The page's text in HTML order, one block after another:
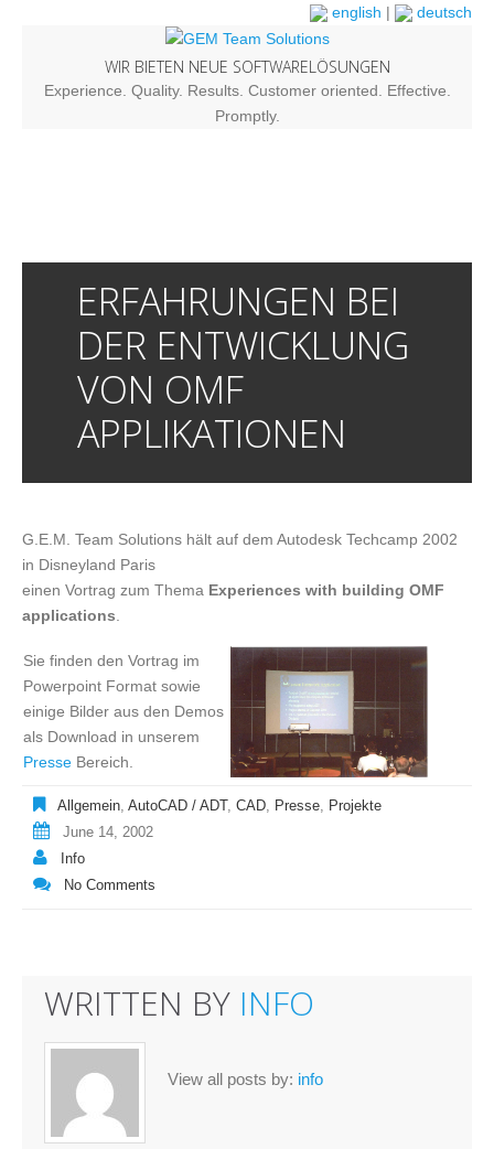
english | deutsch
WIR BIETEN NEUE SOFTWARELÖSUNGEN
Experience. Quality. Results. Customer oriented. Effective.
Promptly.
ERFAHRUNGEN BEI
DER ENTWICKLUNG
VON OMF
APPLIKATIONEN
G.E.M. Team Solutions hält auf dem Autodesk Techcamp 2002
in Disneyland Paris
einen Vortrag zum Thema Experiences with building OMF
applications
Sie finden den Vortrag im
Powerpoint Format sowie
einige Bilder aus den Demos
als Download in unserem
Presse Bereich.
Allgemein, AutoCAD / ADT, CAD, Presse, Projekte
June 14, 2002
Info
No Comments
WRITTEN BY INFO
View all posts by: info